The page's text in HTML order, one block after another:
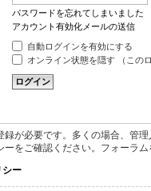
パスワードを忘れてしまいました
アカウント有効化メールの送信
自動ログインを有効にする
オンライン状態を隠す （この
録が必要です。多くの場合、管
をご確認ください。フォーラ
シー